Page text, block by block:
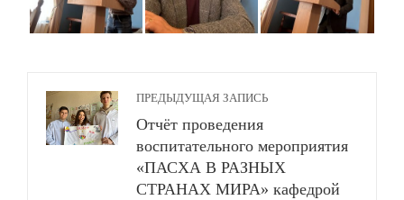
ПРЕДЫДУЩАЯ ЗАПИСЬ
Отчёт проведения
воспитательного мероприятия
«ПАСХА В РАЗНЫХ
СТРАНАХ МИРА» кафедрой